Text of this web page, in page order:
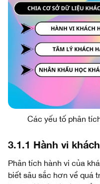
Các yếu tố phân
3.1.1 Hành vi
Phân tích hành vi của
biết sâu sắc hơn về quá